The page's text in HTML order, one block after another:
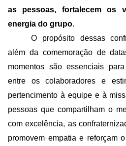
as pessoas, fortalecem os
energia do grupo.
O propósito dessas
além da comemoração de
momentos são essenciais
entre os colaboradores e
pertencimento à equipe e à
pessoas que compartilham o
com excelência, as
promovem empatia e reforçam